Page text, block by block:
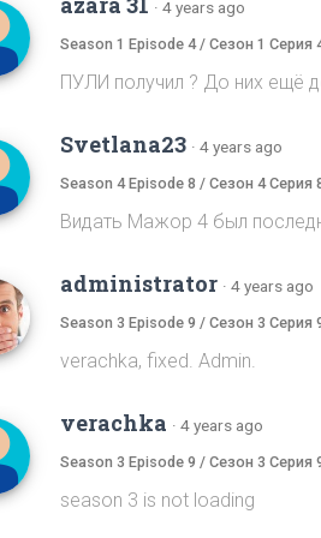
· 4 years ago
Season 1 Episode 4 / Сезон 1 Серия
ПУЛИ получил ? До них ещё
Svetlana23 · 4 years ago
Season 4 Episode 8 / Сезон 4 Серия
Видать Мажор 4 был
administrator · 4 years ago
Season 3 Episode 9 / Сезон 3 Серия
verachka, fixed. Admin.
verachka · 4 years ago
Season 3 Episode 9 / Сезон 3 Серия
season 3 is not loading